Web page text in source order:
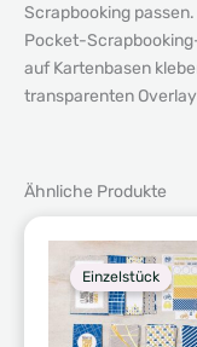
Scrapbooking
Pocket-
auf Kartenbasen
transparenten
Ähnliche Produkte
Einzelstück